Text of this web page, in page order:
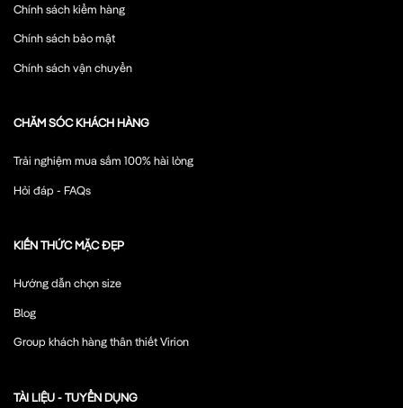
Chính sách kiểm hàng
Chính sách bảo mật
Chính sách vận chuyển
CHĂM SÓC KHÁCH HÀNG
Trải nghiệm mua sắm 100% hài lòng
Hỏi đáp - FAQs
KIẾN THỨC MẶC ĐẸP
Hướng dẫn chọn size
Blog
Group khách hàng thân thiết Virion
TÀI LIỆU - TUYỂN DỤNG